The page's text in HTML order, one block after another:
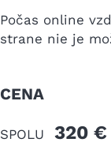
Počas online
strane nie je
CENA
SPOLU 320 €